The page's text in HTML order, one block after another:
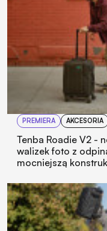
PREMIERA AKCESORIA
Tenba Roadie V2 -
walizek foto z
mocniejszą